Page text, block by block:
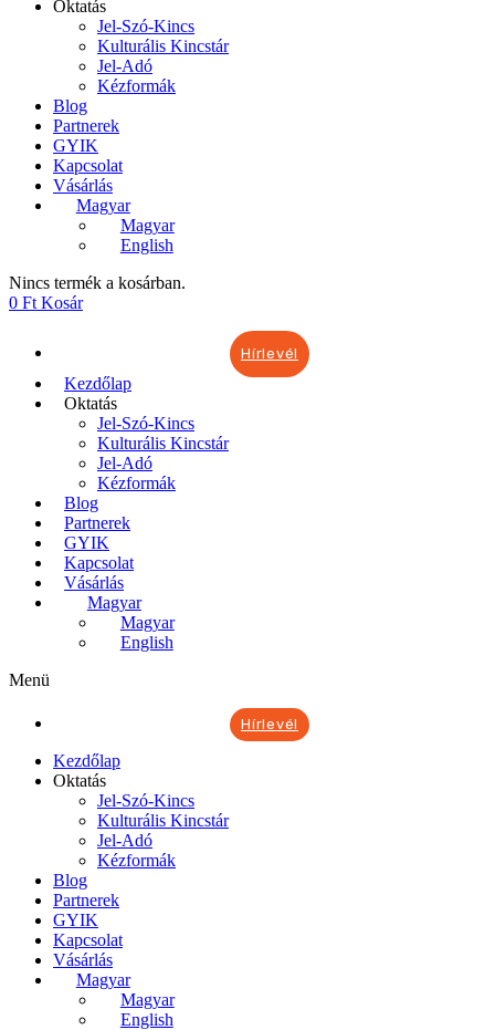
Oktatás
Jel-Szó-Kincs
Kulturális Kincstár
Jel-Adó
Kézformák
Blog
Partnerek
GYIK
Kapcsolat
Vásárlás
Magyar
Magyar
English
Nincs termék a kosárban.
0 Ft Kosár
Hírlevél
Kezdőlap
Oktatás
Jel-Szó-Kincs
Kulturális Kincstár
Jel-Adó
Kézformák
Blog
Partnerek
GYIK
Kapcsolat
Vásárlás
Magyar
Magyar
English
Menü
Hírlevél
Kezdőlap
Oktatás
Jel-Szó-Kincs
Kulturális Kincstár
Jel-Adó
Kézformák
Blog
Partnerek
GYIK
Kapcsolat
Vásárlás
Magyar
Magyar
English